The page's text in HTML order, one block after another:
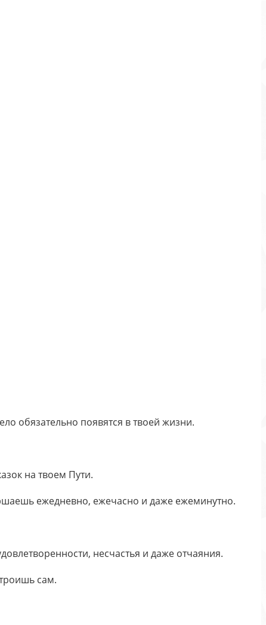
обязательно появятся в твоей жизни.
на твоем Пути.
ежедневно, ежечасно и даже ежеминутно.
несчастья и даже отчаяния.
сам.